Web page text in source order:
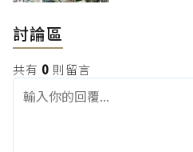
討論區
共有 0 則留言